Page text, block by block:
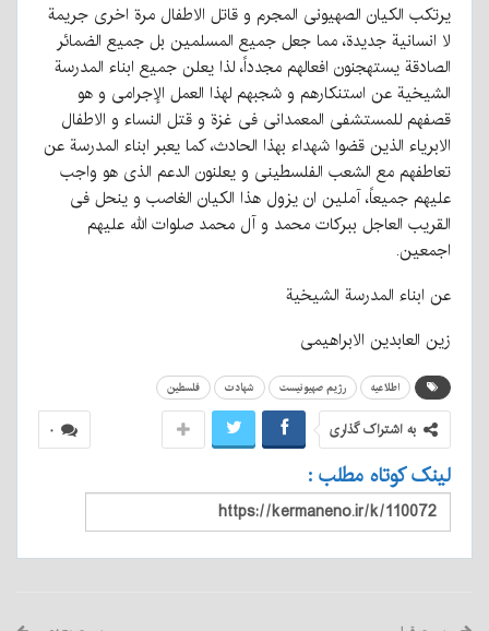
یرتکب الکیان الصهیونی المجرم و قاتل الاطفال مرة اخری جریمة
لا انسانیة جدیدة، مما جعل جمیع المسلمین بل جمیع الضمائر
الصادقة یستهجنون افعالهم مجدداً، لذا یعلن جمیع ابناء المدرسة
الشیخیة عن استنکارهم و شجبهم لهذا العمل الإجرامی و هو
قصفهم للمستشفی المعمدانی فی غزة و قتل النساء و الاطفال
الابریاء الذین قضوا شهداء بهذا الحادث، کما یعبر ابناء المدرسة عن
تعاطفهم مع الشعب الفلسطینی و یعلنون الدعم الذی هو واجب
علیهم جمیعاً، آملین ان یزول هذا الکیان الغاصب و ینحل فی
القریب العاجل ببرکات محمد و آل محمد صلوات الله علیهم
اجمعین.
عن ابناء المدرسة الشیخیة
زین العابدین الابراهیمی
اطلاعیه رژیم صهیونیست شهادت فلسطین
۰ به اشتراک گذاری
لینک کوتاه مطلب :